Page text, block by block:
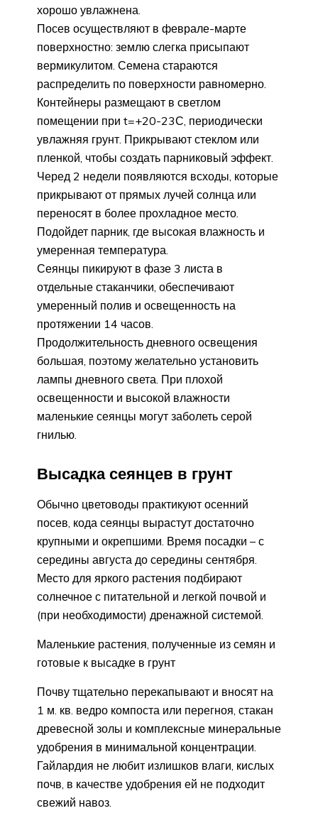
хорошо увлажнена.
Посев осуществляют в феврале-марте
поверхностно: землю слегка присыпают
вермикулитом. Семена стараются
распределить по поверхности равномерно.
Контейнеры размещают в светлом
помещении при t=+20-23С, периодически
увлажняя грунт. Прикрывают стеклом или
пленкой, чтобы создать парниковый эффект.
Черед 2 недели появляются всходы, которые
прикрывают от прямых лучей солнца или
переносят в более прохладное место.
Подойдет парник, где высокая влажность и
умеренная температура.
Сеянцы пикируют в фазе 3 листа в
отдельные стаканчики, обеспечивают
умеренный полив и освещенность на
протяжении 14 часов.
Продолжительность дневного освещения
большая, поэтому желательно установить
лампы дневного света. При плохой
освещенности и высокой влажности
маленькие сеянцы могут заболеть серой
гнилью.
Высадка сеянцев в грунт
Обычно цветоводы практикуют осенний
посев, кода сеянцы вырастут достаточно
крупными и окрепшими. Время посадки – с
середины августа до середины сентября.
Место для яркого растения подбирают
солнечное с питательной и легкой почвой и
(при необходимости) дренажной системой.
Маленькие растения, полученные из семян и
готовые к высадке в грунт
Почву тщательно перекапывают и вносят на
1 м. кв. ведро компоста или перегноя, стакан
древесной золы и комплексные минеральные
удобрения в минимальной концентрации.
Гайлардия не любит излишков влаги, кислых
почв, в качестве удобрения ей не подходит
свежий навоз.